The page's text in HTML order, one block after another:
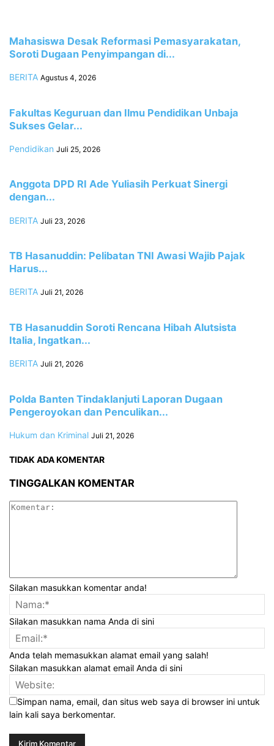
Mahasiswa Desak Reformasi Pemasyarakatan,
Soroti Dugaan Penyimpangan di...
BERITA Agustus 4, 2026
Fakultas Keguruan dan Ilmu Pendidikan Unbaja
Sukses Gelar...
Pendidikan Juli 25, 2026
Anggota DPD RI Ade Yuliasih Perkuat Sinergi
dengan...
BERITA Juli 23, 2026
TB Hasanuddin: Pelibatan TNI Awasi Wajib Pajak
Harus...
BERITA Juli 21, 2026
TB Hasanuddin Soroti Rencana Hibah Alutsista
Italia, Ingatkan...
BERITA Juli 21, 2026
Polda Banten Tindaklanjuti Laporan Dugaan
Pengeroyokan dan Penculikan...
Hukum dan Kriminal Juli 21, 2026
TIDAK ADA KOMENTAR
TINGGALKAN KOMENTAR
Silakan masukkan komentar anda!
Silakan masukkan nama Anda di sini
Anda telah memasukkan alamat email yang salah!
Silakan masukkan alamat email Anda di sini
Simpan nama, email, dan situs web saya di browser ini untuk
lain kali saya berkomentar.